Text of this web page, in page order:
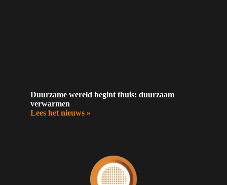
Duurzame wereld begint thuis: duurzaam
verwarmen
Lees het nieuws »